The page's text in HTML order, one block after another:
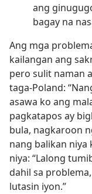
ang
bagay na
Ang mga
kailangan ang
pero sulit naman
taga-Poland:
asawa ko ang
pagkatapos ay
bula, nagkaroon
nang balikan niya
niya: “Lalong
dahil sa
lutasin iyon.”